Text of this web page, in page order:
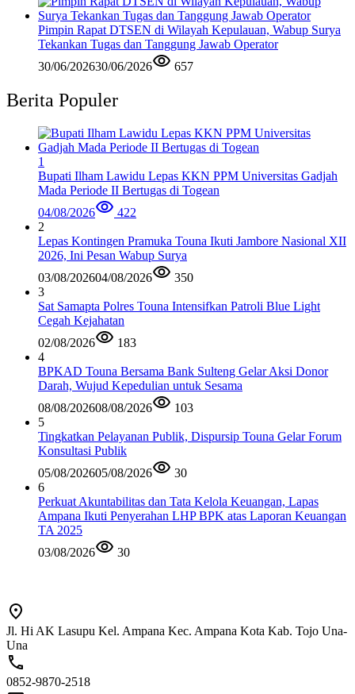
Pimpin Rapat DTSEN di Wilayah Kepulauan, Wabup Surya
Tekankan Tugas dan Tanggung Jawab Operator
30/06/202630/06/2026 657
Berita Populer
1
Bupati Ilham Lawidu Lepas KKN PPM Universitas Gadjah
Mada Periode II Bertugas di Togean
04/08/2026
422
2
Lepas Kontingen Pramuka Touna Ikuti Jambore Nasional XII
2026, Ini Pesan Wabup Surya
03/08/202604/08/2026
350
3
Sat Samapta Polres Touna Intensifkan Patroli Blue Light
Cegah Kejahatan
02/08/2026
183
4
BPKAD Touna Bersama Bank Sulteng Gelar Aksi Donor
Darah, Wujud Kepedulian untuk Sesama
08/08/202608/08/2026
103
5
Tingkatkan Pelayanan Publik, Dispursip Touna Gelar Forum
Konsultasi Publik
05/08/202605/08/2026
30
6
Perkuat Akuntabilitas dan Tata Kelola Keuangan, Lapas
Ampana Ikuti Penyerahan LHP BPK atas Laporan Keuangan
TA 2025
03/08/2026
30
Jl. Hi AK Lasupu Kel. Ampana Kec. Ampana Kota Kab. Tojo Una-
Una
0852-9870-2518